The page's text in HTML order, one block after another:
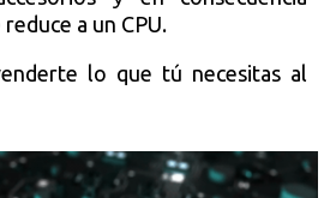
a un CPU.
lo que tú necesitas al